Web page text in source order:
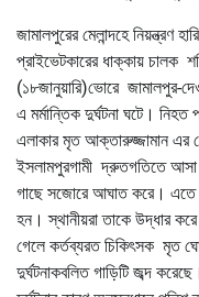
জামালপুরের মেলান্দহে নিয়ন্ত্রণ
প্রাইভেটকারের ধাক্কায় চালক
(১৮জানুয়ারি)ভোরে জামালপুর-
এ মর্মান্তিক দুর্ঘটনা ঘটে।
এলাকার মৃত আক্তারুজ্জামান এর
ইসলামপুরগামী দ্রুতগতিতে আসা
গাছে সজোরে আঘাত করে। এতে
হন। স্থানীয়রা তাকে উদ্ধার করে
গেলে কর্তব্যরত চিকিৎসক মৃত
দুর্ঘটনাকবলিত গাড়িটি জব্দ